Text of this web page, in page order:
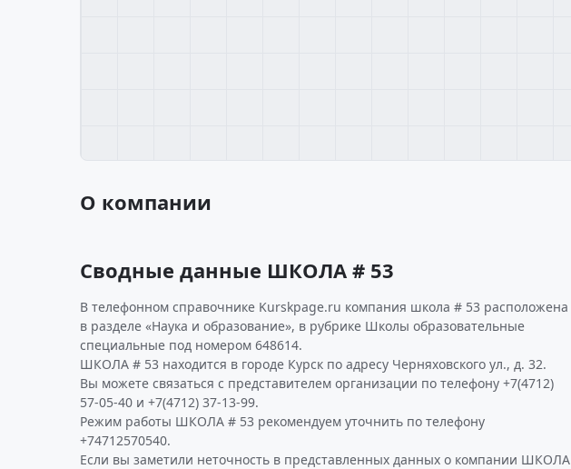
О компании
Сводные данные ШКОЛА # 53
В телефонном справочнике Kurskpage.ru компания школа # 53 расположена
в разделе «Наука и образование», в рубрике Школы образовательные
специальные под номером 648614.
ШКОЛА # 53 находится в городе Курск по адресу Черняховского ул., д. 32.
Вы можете связаться с представителем организации по телефону +7(4712)
57-05-40 и +7(4712) 37-13-99.
Режим работы ШКОЛА # 53 рекомендуем уточнить по телефону
+74712570540.
Если вы заметили неточность в представленных данных о компании ШКОЛА